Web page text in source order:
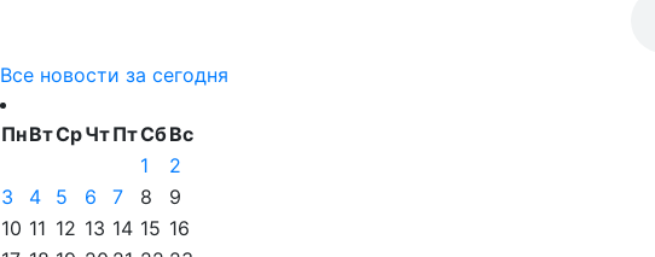
Все новости за сегодня
ПнВтСрЧтПтСбВс
1
2
3
4 5 6 7 8
9
10 11 12 13 14 15 16